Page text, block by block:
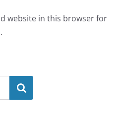
website in this browser for
Search